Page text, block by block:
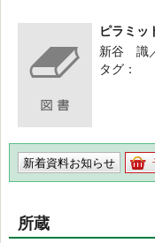
ピラミッ
新谷 識
タグ
新着資料お知らせ
所蔵